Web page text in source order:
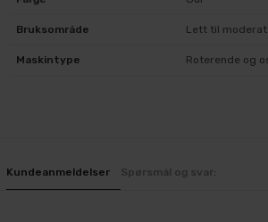
Bruksområde Lett til
Maskintype Roterende og
Kundeanmeldelser Spørsmål og svar: